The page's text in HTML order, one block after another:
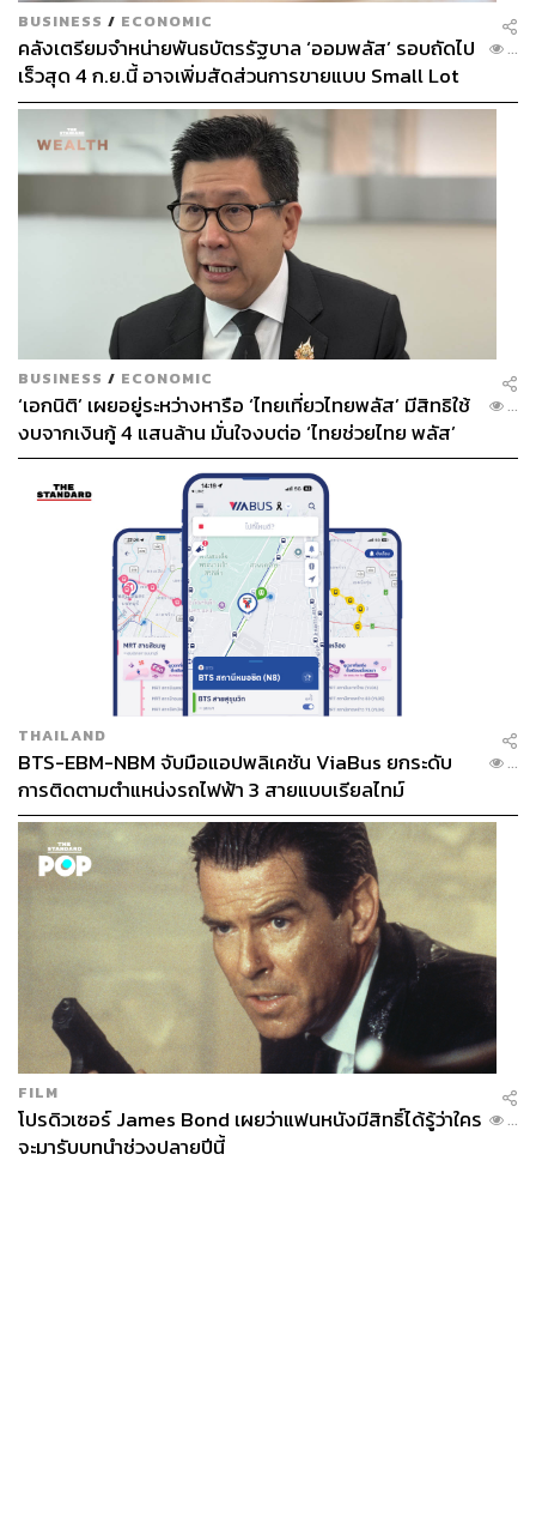
BUSINESS / ECONOMIC
คลังเตรียมจำหน่ายพันธบัตรรัฐบาล ‘ออมพลัส’ รอบถัดไป
เร็วสุด 4 ก.ย.นี้ อาจเพิ่มสัดส่วนการขายแบบ Small Lot
First มากขึ้น
...
BUSINESS / ECONOMIC
‘เอกนิติ’ เผยอยู่ระหว่างหารือ ‘ไทยเที่ยวไทยพลัส’ มีสิทธิใช้
งบจากเงินกู้ 4 แสนล้าน มั่นใจงบต่อ ‘ไทยช่วยไทย พลัส’
เฟส 2 มีเพียงพอ
...
THAILAND
BTS-EBM-NBM จับมือแอปพลิเคชัน ViaBus ยกระดับ
การติดตามตำแหน่งรถไฟฟ้า 3 สายแบบเรียลไทม์
...
FILM
โปรดิวเซอร์ James Bond เผยว่าแฟนหนังมีสิทธิ์ได้รู้ว่าใคร
จะมารับบทนำช่วงปลายปีนี้
...